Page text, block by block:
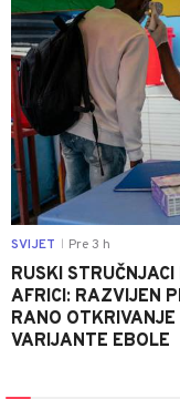
SVIJET Pre 3 h
RUSKI
AFRICI: RAZVIJEN
RANO OTKRIVANJE
VARIJANTE EBOLE